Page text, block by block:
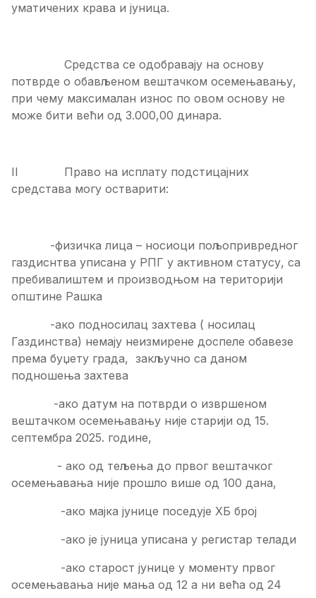
уматичених крава и јуница.
Средства се одобравају на основу
потврде о обављеном вештачком осемењавању,
при чему максималан износ по овом основу не
може бити већи од 3.000,00 динара.
II Право на исплату подстицајних
средстава могу остварити:
-физичка лица – носиоци пољопривредног
газдиснтва уписана у РПГ у активном статусу, са
пребивалиштем и производњом на територији
општине Рашка
-ако подносилац захтева ( носилац
Газдинства) немају неизмирене доспеле обавезе
према буџету града, закључно са даном
подношења захтева
-ако датум на потврди о извршеном
вештачком осемењавању није старији од 15.
септембра 2025. године,
- ако од тељења до првог вештачког
осемењавања није прошло више од 100 дана,
-ако мајка јунице поседује ХБ број
-ако је јуница уписана у регистар телади
-ако старост јунице у моменту првог
осемењавања није мања од 12 а ни већа од 24